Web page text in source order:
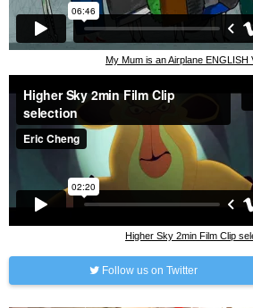
My Mum is an Airplane ENGLISH
Higher Sky 2min Film Clip
Follow us on Twitter